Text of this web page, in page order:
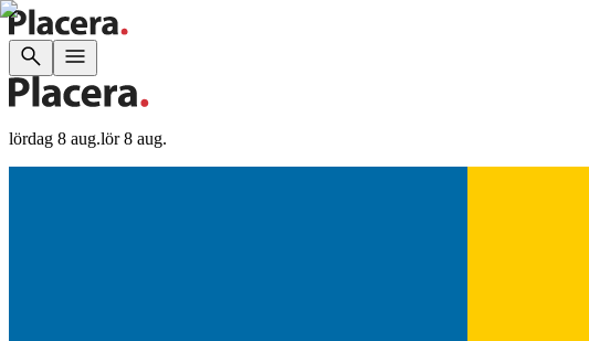
lördag 8 aug.lör 8 aug.